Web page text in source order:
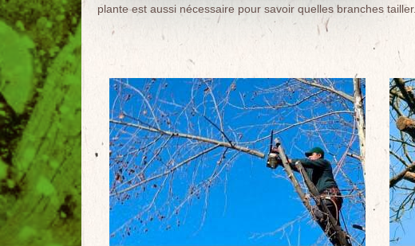
plante est aussi nécessaire pour savoir quelles branches tailler.